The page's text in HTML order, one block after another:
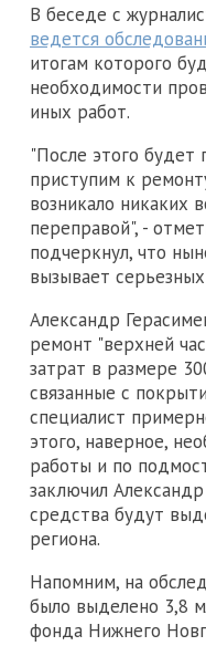
В беседе с
ведется
итогам которого
необходимости
иных работ.
"После этого
приступим к
возникало никаких
переправой", -
подчеркнул, что
вызывает
Александр
ремонт "верхней
затрат в размере
связанные с
специалист
этого, наверное,
работы и по
заключил
средства будут
региона.
Напомним, на
было выделено 3,8
фонда Нижнего